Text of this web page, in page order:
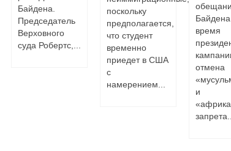
Байдена.
Председатель
Верховного
суда Робертс,...
поскольку
предполагается,
что студент
временно
приедет в США
с
намерением...
время
отмена
и
запрета...